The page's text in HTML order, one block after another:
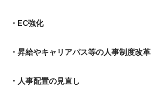
・EC強化
・昇給やキャリアパス等の人事制度改革
・人事配置の見直し